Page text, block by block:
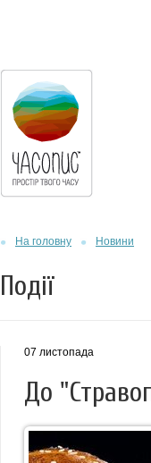
На головну Новини
Події
07 листопада
До